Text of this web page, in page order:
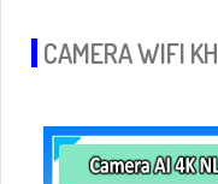
CAMERA WIFI